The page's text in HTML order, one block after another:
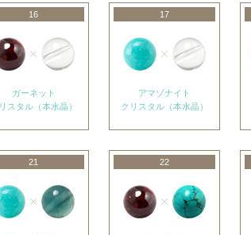
16
ガーネット
スタル（本水晶）
17
アマゾナイト
クリスタル（本水晶）
21 22